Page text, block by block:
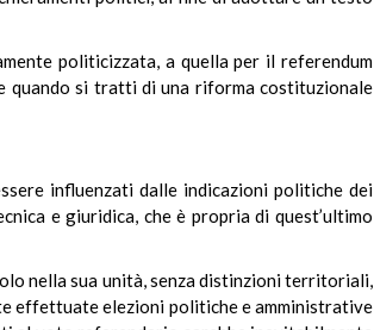
politicizzata, a quella per il referendum
quando si tratti di una riforma costituzionale
influenzati dalle indicazioni politiche dei
e giuridica, che è propria di quest’ultimo
nella sua unità, senza distinzioni territoriali,
effettuate elezioni politiche e amministrative